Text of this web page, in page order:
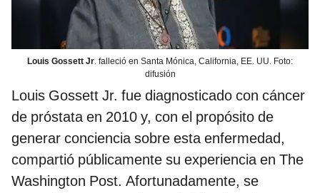
Louis Gossett Jr. falleció en Santa Mónica, California, EE. UU. Foto:
difusión
Louis Gossett Jr. fue diagnosticado con cáncer
de próstata en 2010 y, con el propósito de
generar conciencia sobre esta enfermedad,
compartió públicamente su experiencia en The
Washington Post. Afortunadamente, se